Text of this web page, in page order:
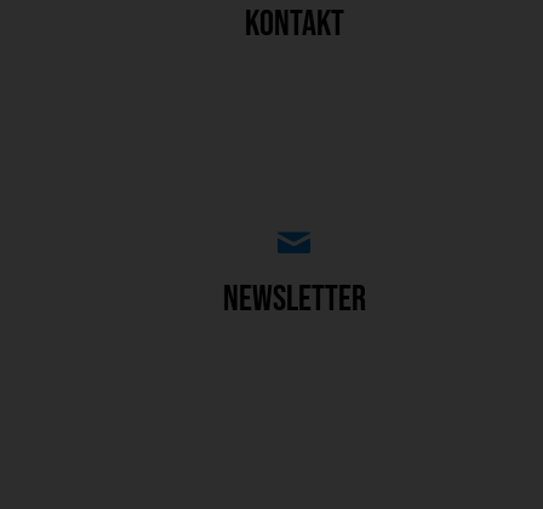
Kontakt
Newsletter